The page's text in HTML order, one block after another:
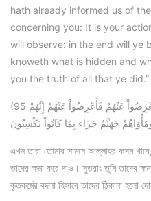
hath already informed us of
concerning you: It is your
will observe: in the end will ye
knoweth what is hidden and
you the truth of all that ye did.”
(95 سَيَحْلِفُونَ بِاللّهِ لَكُمْ إِذَا انقَلَبْتُمْ إِلَيْهِمْ لِتُعْرِضُواْ عَنْهُمْ فَأَعْرِضُواْ عَنْهُمْ إِنَّهُمْ
جَهَنَّمُ جَزَاء بِمَا كَانُواْ يَكْسِبُونَ
এখন তারা তোমার সামনে আল্লাহর কসম
তাদের ক্ষমা করে দাও। সুতরাং তুমি তাদের
কৃতকর্মের বদলা হিসাবে তাদের ঠিকানা হলো